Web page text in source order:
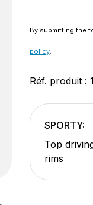
By submitting the
policy.
Réf. produit :
SPORTY:
Top
rims